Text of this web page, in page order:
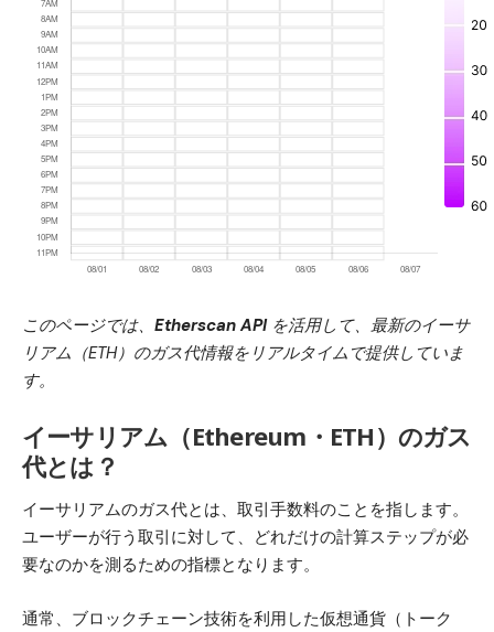
このページでは、 Etherscan APIを活用して、最新のイーサ
リアム（ETH）のガス代情報をリアルタイムで提供していま
す。
イーサリアム（Ethereum・ETH）のガス
代とは？
イーサリアムのガス代とは、取引手数料のことを指します。
ユーザーが行う取引に対して、どれだけの計算ステップが必
要なのかを測るための指標となります。
通常、ブロックチェーン技術を利用した仮想通貨（トーク